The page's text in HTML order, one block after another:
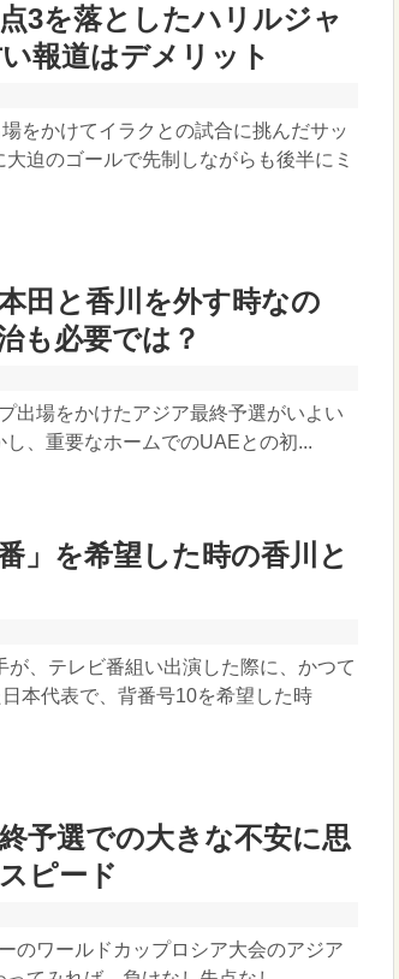
3を落としたハリルジャ
報道はデメリット
をかけてイラクとの試合に挑んだサッ
迫のゴールで先制しながらも後半にミ
田と香川を外す時なの
も必要では？
出場をかけたアジア最終予選がいよい
、重要なホームでのUAEとの初...
」を希望した時の香川と
、テレビ番組い出演した際に、かつて
本代表で、背番号10を希望した時
予選での大きな不安に思
ピード
のワールドカップロシア大会のアジア